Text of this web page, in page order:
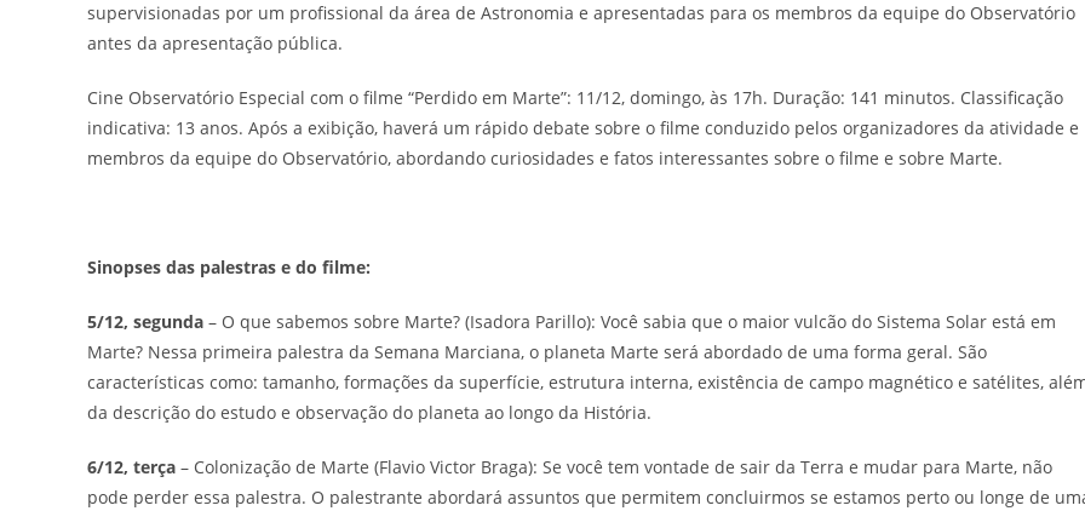
supervisionadas por um profissional da área de Astronomia e apresentadas para os membros da equipe do Observatório
antes da apresentação pública.
Cine Observatório Especial com o filme “Perdido em Marte”: 11/12, domingo, às 17h. Duração: 141 minutos. Classificação
indicativa: 13 anos. Após a exibição, haverá um rápido debate sobre o filme conduzido pelos organizadores da atividade e
membros da equipe do Observatório, abordando curiosidades e fatos interessantes sobre o filme e sobre Marte.
Sinopses das palestras e do filme:
5/12, segunda – O que sabemos sobre Marte? (Isadora Parillo): Você sabia que o maior vulcão do Sistema Solar está em
Marte? Nessa primeira palestra da Semana Marciana, o planeta Marte será abordado de uma forma geral. São
características como: tamanho, formações da superfície, estrutura interna, existência de campo magnético e satélites,
da descrição do estudo e observação do planeta ao longo da História.
6/12, terça – Colonização de Marte (Flavio Victor Braga): Se você tem vontade de sair da Terra e mudar para Marte, não
pode perder essa palestra. O palestrante abordará assuntos que permitem concluirmos se estamos perto ou longe de